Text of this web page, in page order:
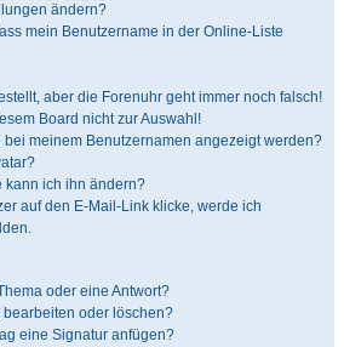
ändern?
mein Benutzername in der Online-Liste
aber die Forenuhr geht immer noch falsch!
Board nicht zur Auswahl!
bei meinem Benutzernamen angezeigt werden?
kann ich ihn ändern?
auf den E-Mail-Link klicke, werde ich
oder eine Antwort?
oder löschen?
eine Signatur anfügen?